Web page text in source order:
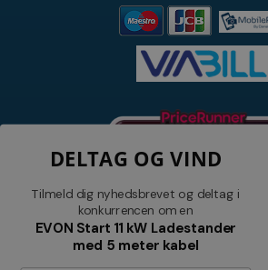
DELTAG OG VIND
Tilmeld dig nyhedsbrevet og deltag i
konkurrencen om en
EVON Start 11 kW Ladestander
med 5 meter kabel